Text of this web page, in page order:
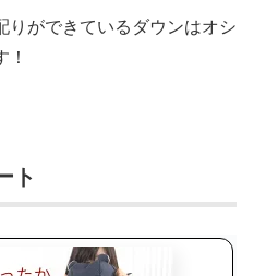
りができているダウンはオシ
ト